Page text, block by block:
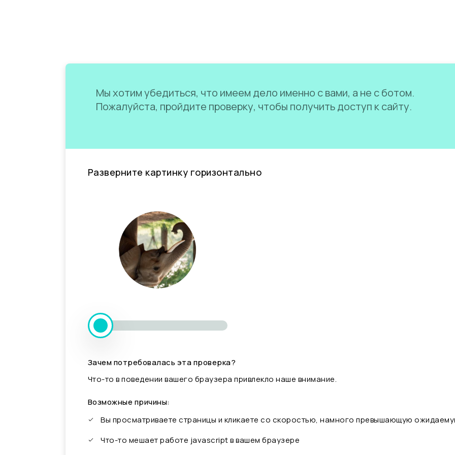
Мы хотим убедиться, что имеем дело именно с вами, а не с ботом.
Пожалуйста, пройдите проверку, чтобы получить доступ к сайту.
Разверните картинку горизонтально
Зачем потребовалась эта проверка?
Что-то в поведении вашего браузера привлекло наше внимание.
Возможные причины:
Вы просматриваете страницы и кликаете со скоростью, намного превышающую
Что-то мешает работе javascript в вашем браузере